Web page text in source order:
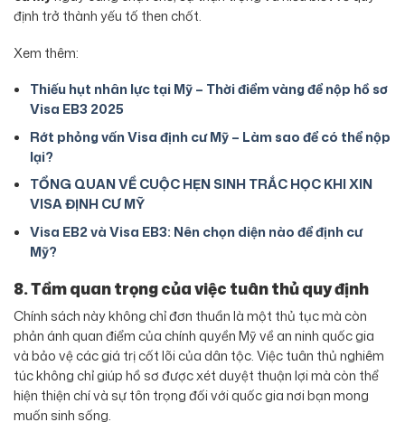
định trở thành yếu tố then chốt.
Xem thêm:
Thiếu hụt nhân lực tại Mỹ – Thời điểm vàng để nộp hồ sơ
Visa EB3 2025
Rớt phỏng vấn Visa định cư Mỹ – Làm sao để có thể nộp
lại?
TỔNG QUAN VỀ CUỘC HẸN SINH TRẮC HỌC KHI XIN
VISA ĐỊNH CƯ MỸ
Visa EB2 và Visa EB3: Nên chọn diện nào để định cư
Mỹ?
8. Tầm quan trọng của việc tuân thủ quy định
Chính sách này không chỉ đơn thuần là một thủ tục mà còn
phản ánh quan điểm của chính quyền Mỹ về an ninh quốc gia
và bảo vệ các giá trị cốt lõi của dân tộc. Việc tuân thủ nghiêm
túc không chỉ giúp hồ sơ được xét duyệt thuận lợi mà còn thể
hiện thiện chí và sự tôn trọng đối với quốc gia nơi bạn mong
muốn sinh sống.